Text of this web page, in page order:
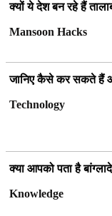
क्यों ये देश बन रहे हैं
Mansoon Hacks
जानिए कैसे कर सकते हैं
Technology
क्या आपको पता है
Knowledge